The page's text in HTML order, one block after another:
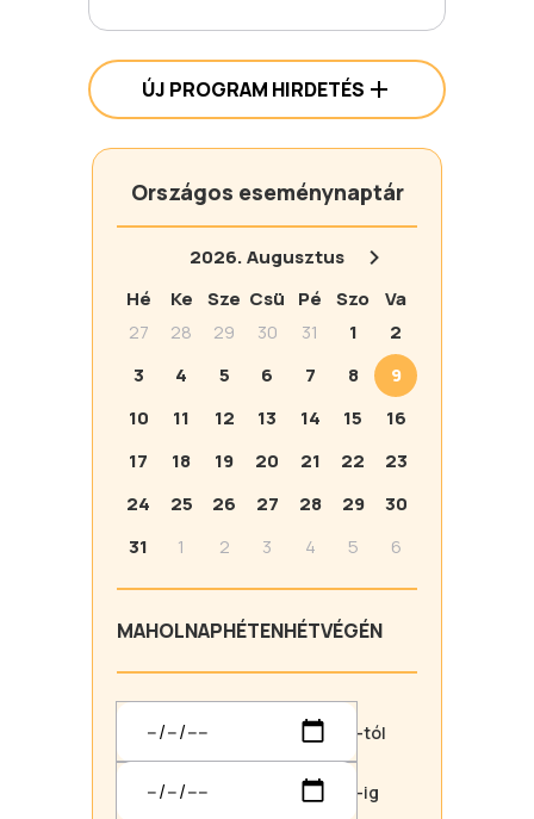
ÚJ PROGRAM HIRDETÉS
Országos eseménynaptár
2026.Augusztus
Hé
Ke Sze Csü Pé Szo
Va
27
28 29 30 31 1
2
3
4 5 6 7 8
9
10
11 12 13 14 15
16
17
18 19 20 21 22
23
24
25 26 27 28 29
30
31
1 2 3 4 5 6
MAHOLNAPHÉTENHÉTVÉGÉN
-tól
-ig